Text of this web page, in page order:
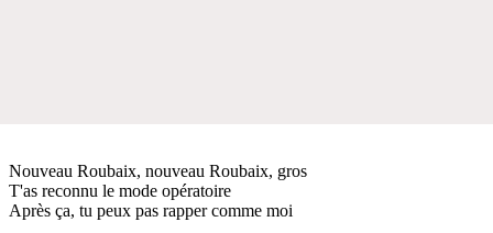
Nouveau Roubaix, nouveau Roubaix, gros
T'as reconnu le mode opératoire
Après ça, tu peux pas rapper comme moi